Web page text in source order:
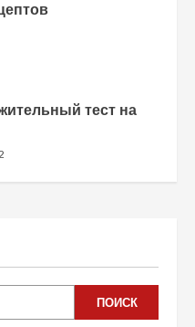
тест на
ПОИСК